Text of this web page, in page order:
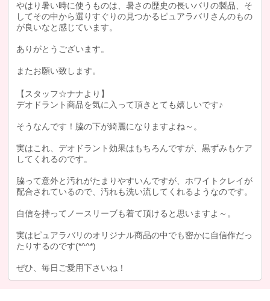
やはり暑い時に使うものは、暑さの歴史の長いバリの製品、そ
してその中から選りすぐりの見つかるピュアラバリさんのもの
が良いなと感じています。
ありがとうございます。
またお願い致します。
【スタッフ☆ナナより】
デオドラント商品を気に入って頂きとても嬉しいです♪
そうなんです！脇の下が綺麗になりますよね～。
実はこれ、デオドラント効果はもちろんですが、黒ずみもケア
してくれるのです。
脇って意外と汚れがたまりやすいんですが、ホワイトクレイが
配合されているので、汚れも洗い流してくれるようなのです。
自信を持ってノースリーブも着て頂けると思いますよ～。
実はピュアラバリのオリジナル商品の中でも密かに自信作だっ
たりするのです(*^^*)
ぜひ、毎日ご愛用下さいね！